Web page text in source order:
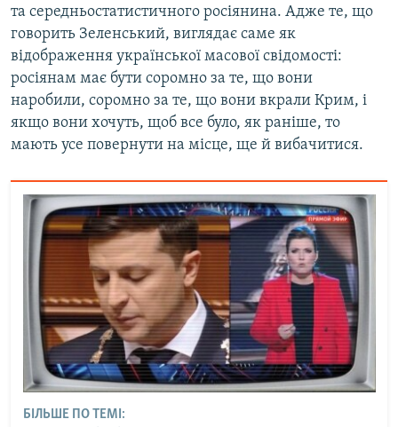
та середньостатистичного росіянина. Адже те, що
говорить Зеленський, виглядає саме як
відображення української масової свідомості:
росіянам має бути соромно за те, що вони
наробили, соромно за те, що вони вкрали Крим, і
якщо вони хочуть, щоб все було, як раніше, то
мають усе повернути на місце, ще й вибачитися.
БІЛЬШЕ ПО ТЕМІ: